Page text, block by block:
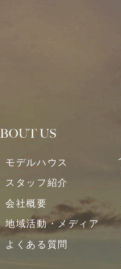
モデルハウス
スタッフ紹介
会社概要
地域活動・メディア
よくある質問